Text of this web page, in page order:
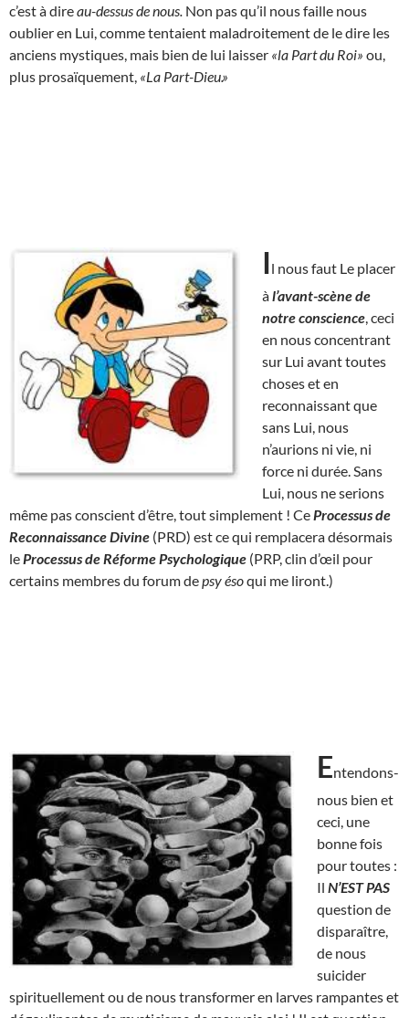
c’est à direau-dessus de nous. Non pas qu’il nous faille nous
oublier en Lui, comme tentaient maladroitement de le dire les
anciens mystiques, mais bien de lui laisser «la Part du Roi» ou,
plus prosaïquement, «La Part-Dieu.»
Il nous faut Le placer
àl’avant-scène de
notre conscience , ceci
en nous concentrant
sur Lui avant toutes
choses et en
reconnaissant que
sans Lui, nous
n’aurions ni vie, ni
force ni durée. Sans
Lui, nous ne serions
même pas conscient d’être, tout simplement ! Ce Processus de
Reconnaissance Divine (PRD) est ce qui remplacera désormais
le Processus de Réforme Psychologique (PRP, clin d’œil pour
certains membres du forum depsy ésoqui me liront.)
Entendons-
nous bien et
ceci, une
bonne fois
pour toutes :
Il N’EST PAS
question de
disparaître,
de nous
suicider
spirituellement ou de nous transformer en larves rampantes et